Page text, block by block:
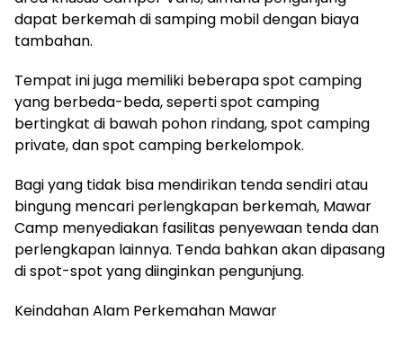
dapat berkemah di samping mobil dengan biaya
tambahan.
Tempat ini juga memiliki beberapa spot camping
yang berbeda-beda, seperti spot camping
bertingkat di bawah pohon rindang, spot camping
private, dan spot camping berkelompok.
Bagi yang tidak bisa mendirikan tenda sendiri atau
bingung mencari perlengkapan berkemah, Mawar
Camp menyediakan fasilitas penyewaan tenda dan
perlengkapan lainnya. Tenda bahkan akan dipasang
di spot-spot yang diinginkan pengunjung.
Keindahan Alam Perkemahan Mawar